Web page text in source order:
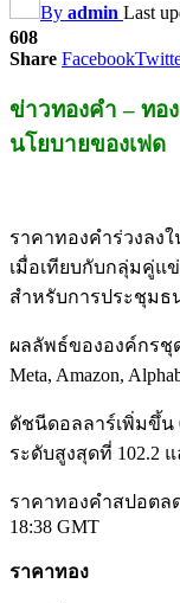
By admin Last
608
Share Facebook
ข่าวทองคำ – ทอ
นโยบายของเฟด
ราคาทองคำร่วงลง
เมื่อเทียบกับกลุ่มคู่แ
สำหรับการประชุมธ
ผลลัพธ์ขององค์กรชุ
Meta, Amazon,
ดัชนีดอลลาร์เพิ่มขึ้น
ระดับสูงสุดที่ 102.2
ราคาทองคำสปอตลด
18:38 GMT
ราคาทอง